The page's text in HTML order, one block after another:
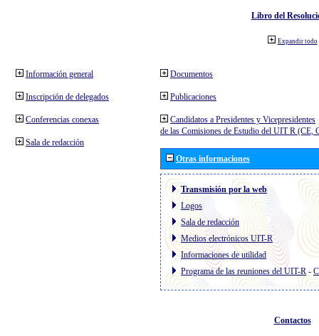
Libro del
Expandir todo
Información general
Inscripción de delegados
Conferencias conexas
Sala de redacción
Documentos
Publicaciones
Candidatos a Presidentes y Vicepresidentes
de las Comisiones de Estudio del UIT R (CE,
Otras informaciones
Transmisión por la web
Logos
Sala de redacción
Medios electrónicos UIT-R
Informaciones de utilidad
Programa de las reuniones del UIT-R-
Contactos